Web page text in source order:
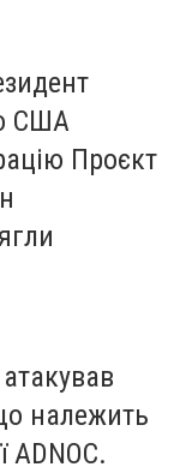
США
Проєкт
належить
ADNOC.